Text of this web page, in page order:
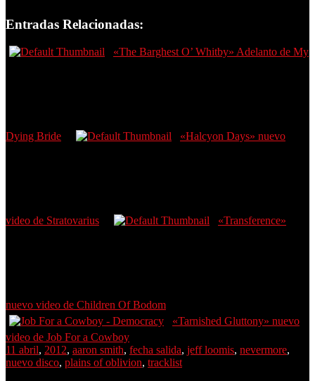
Entradas Relacionadas:
«The Barghest O’ Whitby» Adelanto de My
Dying Bride «Halcyon Days» nuevo
video de Stratovarius «Transference»
nuevo video de Children Of Bodom
«Tarnished Gluttony» nuevo
video de Job For a Cowboy
11 abril, 2012, aaron smith, fecha salida, jeff loomis, nevermore,
nuevo disco, plains of oblivion, tracklist